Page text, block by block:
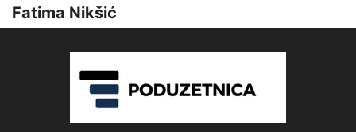
Fatima Nikšić